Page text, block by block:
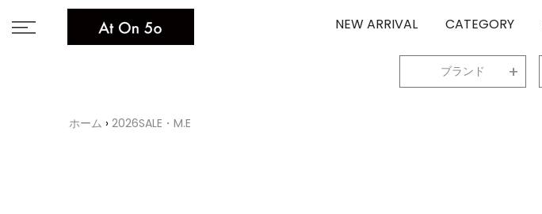
to
NEW ARRIVAL CATEGORY
ブランド
ホーム 2026SALE・M.E